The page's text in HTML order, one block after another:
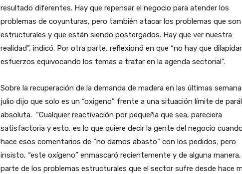
resultado diferentes. Hay que repensar el negocio para atender los
problemas de coyunturas, pero también atacar los problemas que son
estructurales y que están siendo postergados. Hay que ver nuestra
realidad”, indicó. Por otra parte, reflexionó en que “no hay que dilapidar
esfuerzos equivocando los temas a tratar en la agenda sectorial”.
Sobre la recuperación de la demanda de madera en las últimas
julio dijo que solo es un “oxigeno” frente a una situación límite de
absoluta. “Cualquier reactivación por pequeña que sea, pareciera
satisfactoria y esto, es lo que quiere decir la gente del negocio
hace esos comentarios de “no damos abasto” con los pedidos; pero
insisto, “este oxígeno” enmascaró recientemente y de alguna manera,
parte de los problemas estructurales que el sector sufre desde hace